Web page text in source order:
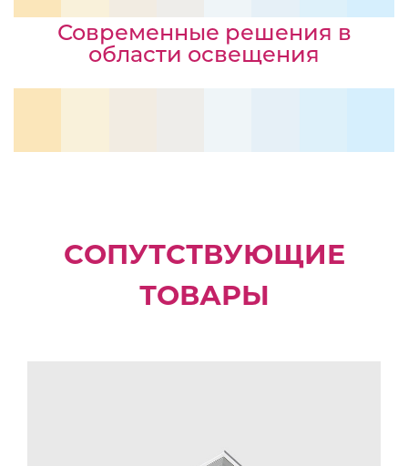
Современные решения в
области освещения
СОПУТСТВУЮЩИЕ
ТОВАРЫ